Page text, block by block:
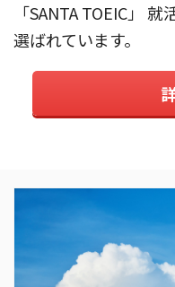
「SANTA TOEIC」
選ばれています。